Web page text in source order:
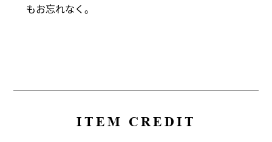
もお忘れなく。
ITEM CREDIT